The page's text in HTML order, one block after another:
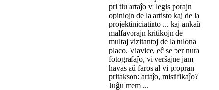
pri tiu artaĵo vi legis porajn
opiniojn de la artisto kaj de la
projektiniciatinto ... kaj ankaŭ
malfavorajn kritikojn de
multaj vizitantoj de la tulona
placo. Viavice, eĉ se per nura
fotografaĵo, vi verŝajne jam
havas aŭ faros al vi propran
pritakson: artaĵo, mistifikaĵo?
Juĝu mem ...